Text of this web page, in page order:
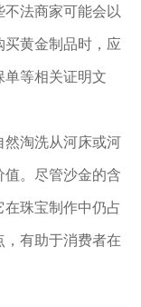
法商家可能会以
买黄金制品时，应
单等相关证明文
然淘洗从河床或河
。尽管沙金的含
珠宝制作中仍占
有助于消费者在